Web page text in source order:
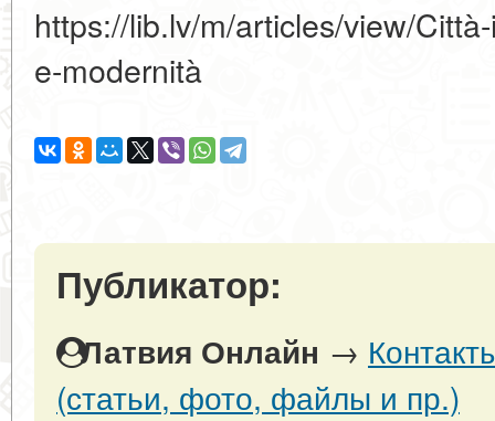
https://lib.lv/m/articles/view/
e-modernità
Публикатор:
Латвия Онлайн →
(статьи, фото, файлы и пр.)